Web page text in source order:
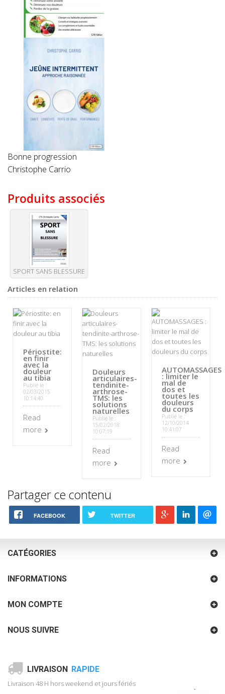
Bonne progression
Christophe Carrio
Produits associés
SPORT SANS BLESSURE
Articles en relation
Périostite:
en finir
avec la
douleur
au tibia
Publié le :
02/03/2015
10:14:40
Read
more
Douleurs
articulaires-
tendinite-
arthrose-
TMS: les
solutions
naturelles
Publié le :
15/02/2018
10:07:19
Read
more
AUTOMASSAGES
: limiter le
mal de
dos et
toutes les
douleurs
du corps
Publié le :
12/10/2014
10:41:07
Read
more
Partager ce contenu
FACEBOOK TWITTER
CATÉGORIES
INFORMATIONS
MON COMPTE
NOUS SUIVRE
LIVRAISON RAPIDE
Livraison 48 H hors weekend et jours fériés